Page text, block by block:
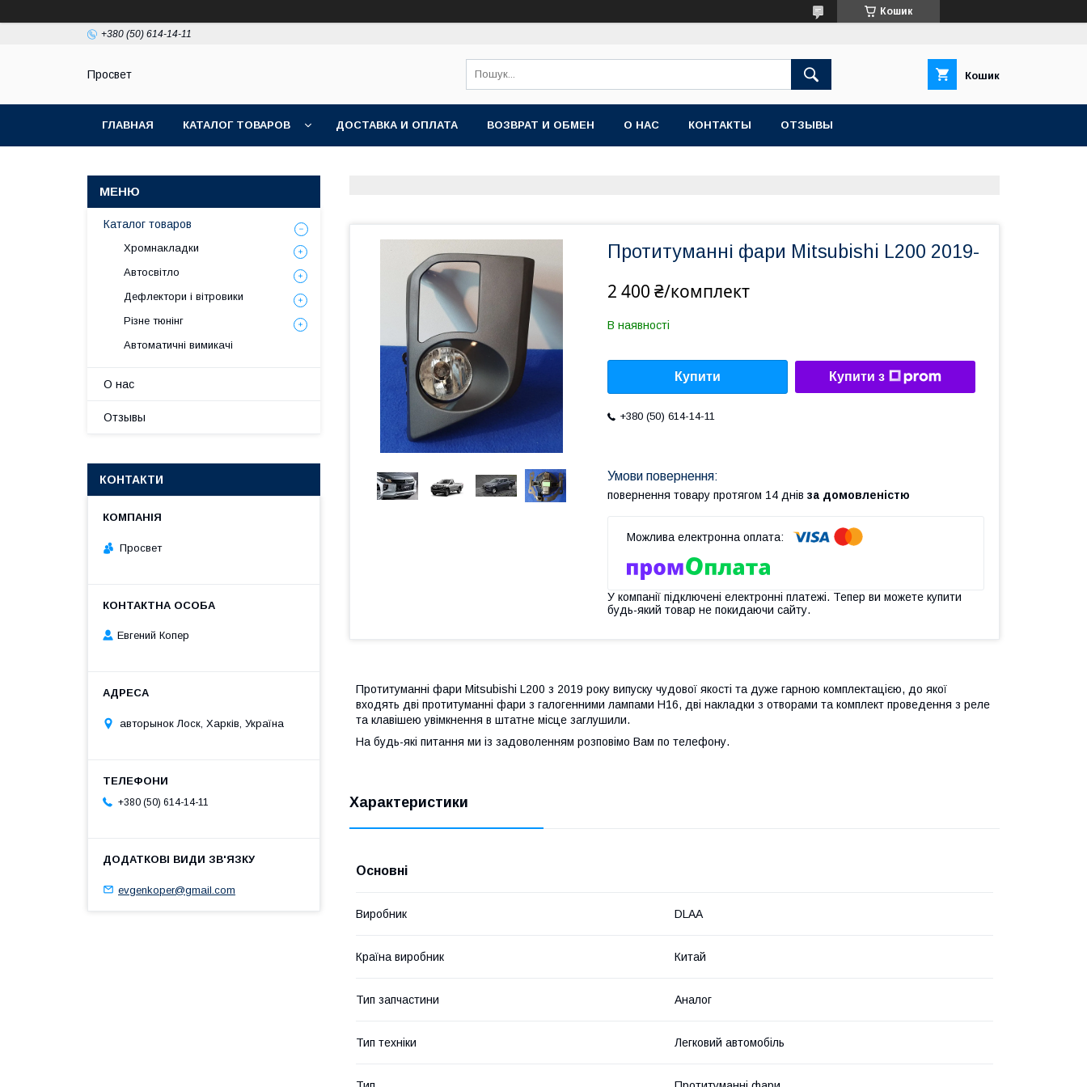
Кошик
+380 (50) 614-14-11
Просвет Кошик
ГЛАВНАЯ КАТАЛОГ ТОВАРОВ ДОСТАВКА И ОПЛАТА ВОЗВРАТ И ОБМЕН О НАС КОНТАКТЫ ОТЗЫВЫ
Протитуманні фари Mitsubishi L200 2019-
2 400 ₴/комплект
В наявності
Купити Купити з
+380 (50) 614-14-11
повернення товару протягом 14 днів за домовленістю
У компанії підключені електронні платежі. Тепер ви можете купити
будь-який товар не покидаючи сайту.
Протитуманні фари Mitsubishi L200 з 2019 року випуску чудової якості та дуже гарною комплектацією, до якої
входять дві протитуманні фари з галогенними лампами Н16, дві накладки з отворами та комплект проведення з реле
та клавішею увімкнення в штатне місце заглушили.
На будь-які питання ми із задоволенням розповімо Вам по телефону.
Характеристики
Основні
Виробник DLAA
Країна виробник Китай
Тип запчастини Аналог
Тип техніки Легковий автомобіль
Каталог товаров
Хромнакладки
Автосвітло
Дефлектори і вітровики
Різне тюнінг
Автоматичні вимикачі
О нас
Отзывы
КОНТАКТИ
Просвет
Евгений Копер
авторынок Лоск, Харків, Україна
+380 (50) 614-14-11
evgenkoper@gmail.com